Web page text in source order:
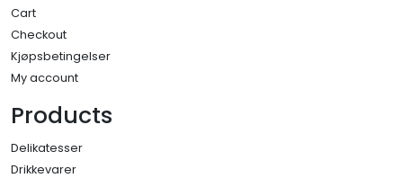
Cart
Checkout
Kjøpsbetingelser
My account
Products
Delikatesser
Drikkevarer